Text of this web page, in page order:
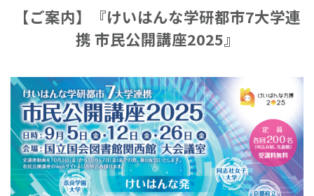
【ご案内】『けいはんな学研都市7大学連
携 市民公開講座2025』